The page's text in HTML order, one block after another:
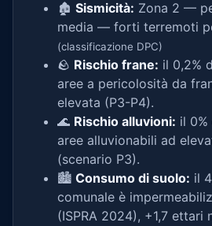
🏚️ Sismicità: Zona 2 —
media — forti terremoti
(classificazione DPC)
🪨 Rischio frane: il 0,2%
aree a pericolosità da
elevata (P3-P4).
🌊 Rischio alluvioni: il
aree alluvionabili ad
(scenario P3).
🏙️ Consumo di suolo: il
comunale è
(ISPRA 2024), +1,7 ettari